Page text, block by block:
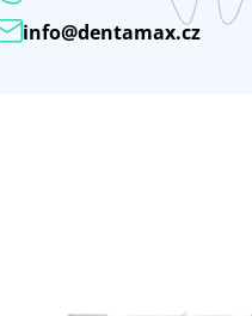
info@dentamax.cz